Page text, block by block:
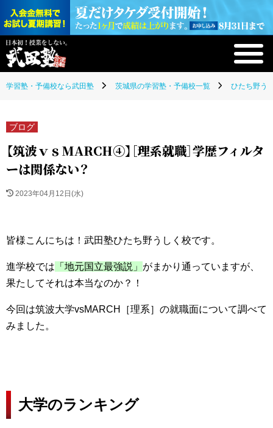
学習塾・予備校なら武田塾 茨城県の学習塾・予備校一覧 ひたち野う
ブログ
【筑波ｖｓMARCH④】［理系就職］学歴フィルタ
ーは関係ない？
2023年04月12日(水)
皆様こんにちは！武田塾ひたち野うしく校です。
進学校では 「地元国立最強説」 がまかり通っていますが、
果たしてそれは本当なのか？！
今回は筑波大学vsMARCH［理系］の就職面について調べて
みました。
大学のランキング